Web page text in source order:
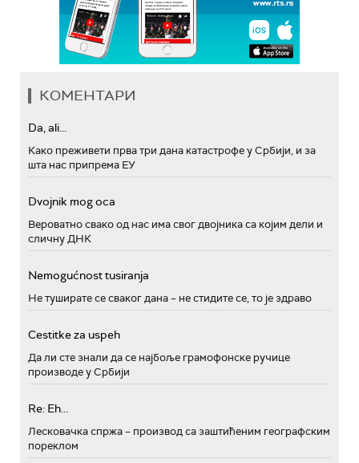
КОМЕНТАРИ
Da, ali...
Како преживети прва три дана катастрофе у Србији, и за
шта нас припрема ЕУ
Dvojnik mog oca
Вероватно свако од нас има свог двојника са којим дели и
сличну ДНК
Nemogućnost tusiranja
Не туширате се сваког дана – не стидите се, то је здраво
Cestitke za uspeh
Да ли сте знали да се најбоље грамофонске ручице
производе у Србији
Re: Eh...
Лесковачка спржа – производ са заштићеним географским
пореклом